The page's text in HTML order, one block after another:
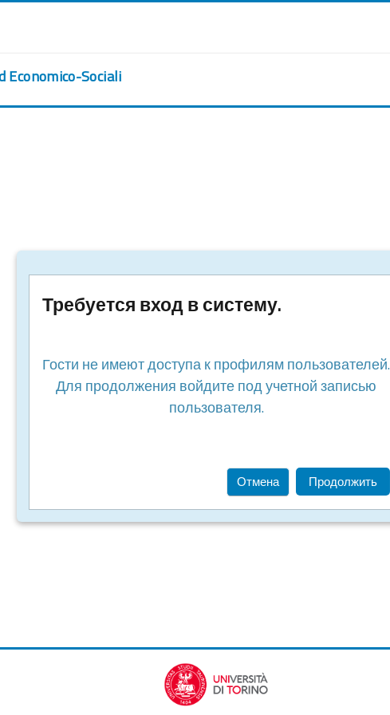
Economico-Sociali
Требуется вход в систему.
Гости не имеют доступа к профилям пользователей.
Для продолжения войдите под учетной записью
пользователя.
Отмена Продолжить